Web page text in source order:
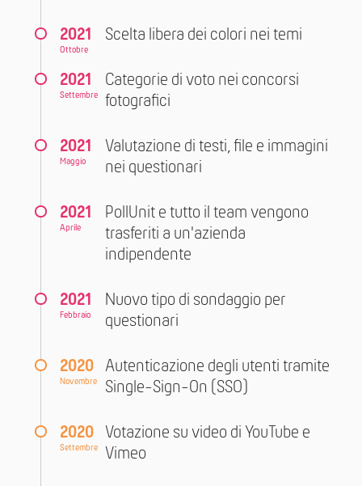
2021
Ottobre
Scelta libera dei colori nei temi
2021
Settembre
Categorie di voto nei concorsi
fotografici
2021
Maggio
Valutazione di testi, file e immagini
nei questionari
2021
Aprile
PollUnit e tutto il team vengono
trasferiti a un'azienda
indipendente
2021
Febbraio
Nuovo tipo di sondaggio per
questionari
2020
Novembre
Autenticazione degli utenti tramite
Single-Sign-On (SSO)
2020
Settembre
Votazione su video di YouTube e
Vimeo